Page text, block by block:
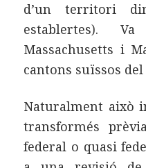
d’un territori
establertes).
Massachusetts i
cantons suïssos
Naturalment això
transformés
federal o quasi